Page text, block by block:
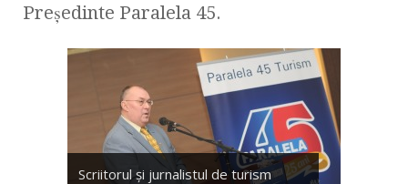
Președinte Paralela 45.
Scriitorul şi jurnalistul de turism